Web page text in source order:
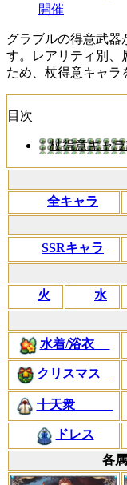
開催
グラブルの得意武器
す。レアリティ別、
ため、杖得意キャラ
目次
杖得意キャ
全キャラ
SSRキャラ
火
水
水着/浴衣
クリスマス
十天衆
ドレス
各